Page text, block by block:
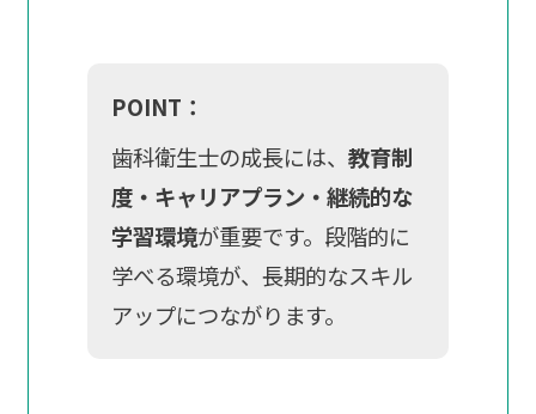
POINT：
歯科衛生士の成長には、 教育制
度・キャリアプラン・継続的な
学習環境が重要です。段階的に
学べる環境が、長期的なスキル
アップにつながります。